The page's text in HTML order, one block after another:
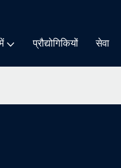
प्रौद्योगिकियों सेवा